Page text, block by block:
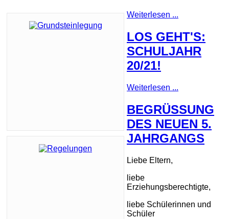
Weiterlesen ...
LOS GEHT'S:
SCHULJAHR
20/21!
Weiterlesen ...
BEGRÜSSUNG D
ES NEUEN 5. J
AHRGANGS
Liebe Eltern,
liebe
Erziehungsberechtigte,
liebe Schülerinnen und
Schüler